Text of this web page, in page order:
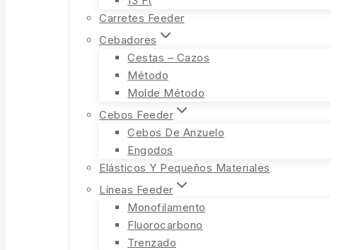
Carretes Feeder
Cebadores
Cestas – Cazos
Método
Molde Método
Cebos Feeder
Cebos De Anzuelo
Engodos
Elásticos Y Pequeños Materiales
Líneas Feeder
Monofilamento
Fluorocarbono
Trenzado